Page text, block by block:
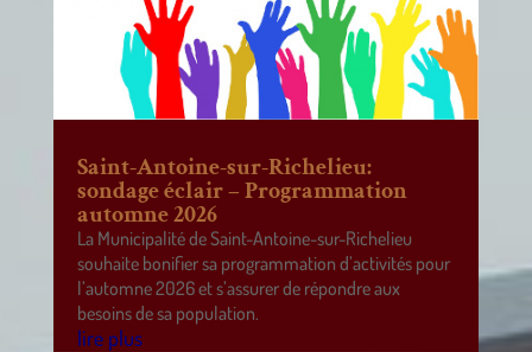
Saint-Antoine-sur-Richelieu:
sondage éclair – Programmation
automne 2026
La Municipalité de Saint-Antoine-sur-Richelieu
souhaite bonifier sa programmation d’activités pour
l’automne 2026 et s’assurer de répondre aux
besoins de sa population.
lire plus